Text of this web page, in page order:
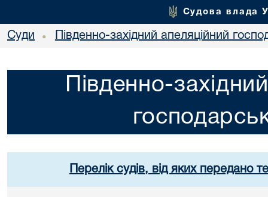
Судова влада
Суди • Південно-західний апеляційний
Південно-
Перелік судів, від яких передано